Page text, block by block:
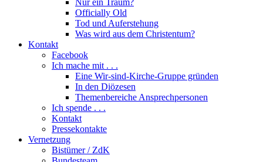
Nur ein Traum?
Officially Old
Tod und Auferstehung
Was wird aus dem Christentum?
Kontakt
Facebook
Ich mache mit . . .
Eine Wir-sind-Kirche-Gruppe gründen
In den Diözesen
Themenbereiche Ansprechpersonen
Ich spende . . .
Kontakt
Pressekontakte
Vernetzung
Bistümer / ZdK